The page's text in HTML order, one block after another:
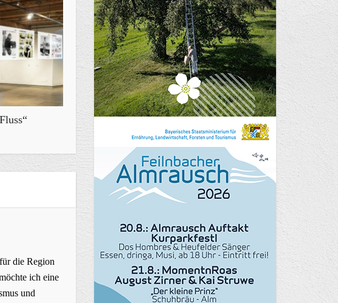
die Region
ich eine
und